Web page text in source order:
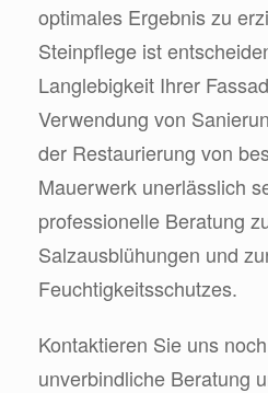
optimales Ergebnis zu
Steinpflege ist
Langlebigkeit Ihrer
Verwendung von
der Restaurierung von
Mauerwerk unerlässlich
professionelle Beratung
Salzausblühungen und
Feuchtigkeitsschutzes.
Kontaktieren Sie uns
unverbindliche Beratung